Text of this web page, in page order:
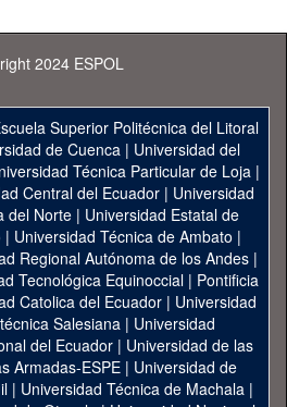
2024 ESPOL
Superior Politécnica del Litoral
de Cuenca| Universidad del
Técnica Particular de Loja|
Central del Ecuador| Universidad
del Norte | Universidad Estatal de
| Universidad Técnica de Ambato |
Regional Autónoma de los Andes|
Tecnológica Equinoccial| Pontificia
Catolica del Ecuador | Universidad
Salesiana | Universidad
del Ecuador | Universidad de las
Armadas-ESPE | Universidad de
| Universidad Técnica de Machala|